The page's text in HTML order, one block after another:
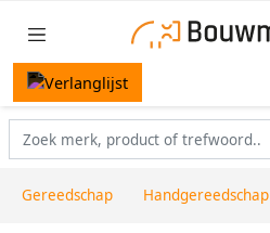
Gereedschap Handgereedschap